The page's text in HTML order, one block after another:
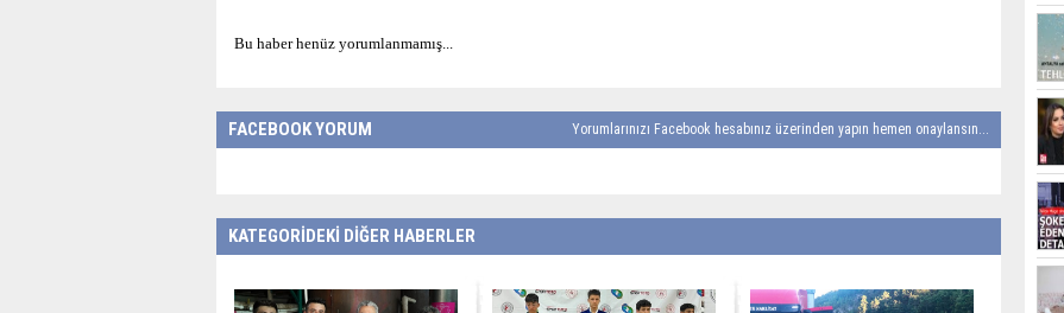
Bu haber henüz yorumlanmamış...
FACEBOOK YORUM Yorumlarınızı Facebook hesabınız üzerinden yapın hemen onaylansın...
KATEGORİDEKİ DİĞER HABERLER